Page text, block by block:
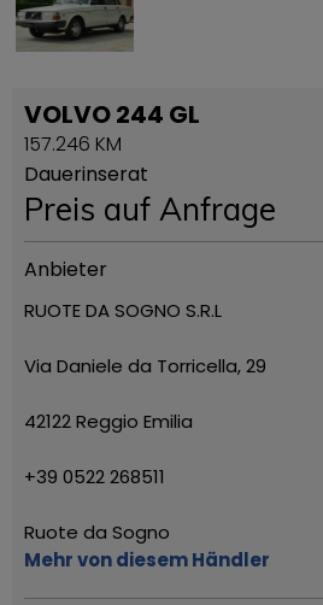
VOLVO 244 GL
157.246 KM
Dauerinserat
Preis auf Anfrage
Anbieter
RUOTE DA SOGNO S.R.L
Via Daniele da Torricella, 29
42122 Reggio Emilia
+39 0522 268511
Ruote da Sogno
Mehr von diesem Händler